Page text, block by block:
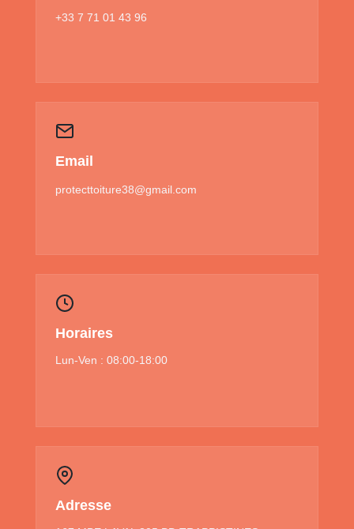
+33 7 71 01 43 96
Email
protecttoiture38@gmail.com
Horaires
Lun-Ven : 08:00-18:00
Adresse